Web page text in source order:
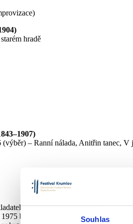
Souhlas
hradě
(výběr) – Ranní nálada, Anitřin tanec, V
a pedagog vystudoval hru na
byl pozván do Finska, kde pět let